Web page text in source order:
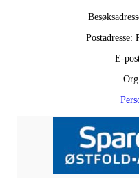
Postadresse:
E-